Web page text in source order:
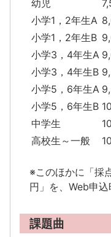
幼児
小学1，2年生A
小学1，2年生B
小学3，4年生A
小学3，4年生B
小学5，6年生A
小学5，6年生B
中学生
高校生～一般
※このほかに「採
円」を、Web申込
課題曲